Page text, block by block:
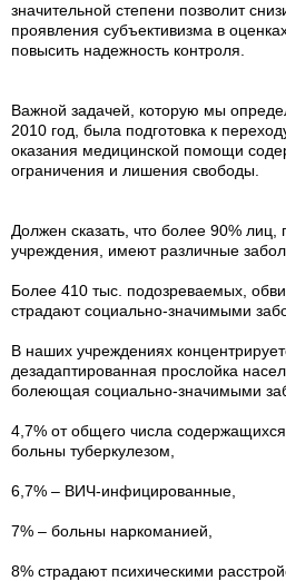
значительной степени позволит
проявления субъективизма в
повысить надежность контроля.
Важной задачей, которую мы
2010 год, была подготовка к
оказания медицинской помощи
ограничения и лишения свободы.
Должен сказать, что более 90%
учреждения, имеют различные
Более 410 тыс. подозреваемых,
страдают социально-значимыми
В наших учреждениях
дезадаптированная прослойка
болеющая социально-значимыми
4,7% от общего числа
больны туберкулезом,
6,7% – ВИЧ-инфицированные,
7% – больны наркоманией,
8% страдают психическими